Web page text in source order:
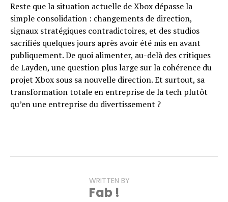
Reste que la situation actuelle de Xbox dépasse la
simple consolidation : changements de direction,
signaux stratégiques contradictoires, et des studios
sacrifiés quelques jours après avoir été mis en avant
publiquement. De quoi alimenter, au-delà des critiques
de Layden, une question plus large sur la cohérence du
projet Xbox sous sa nouvelle direction. Et surtout, sa
transformation totale en entreprise de la tech plutôt
qu’en une entreprise du divertissement ?
WRITTEN BY
Fab !